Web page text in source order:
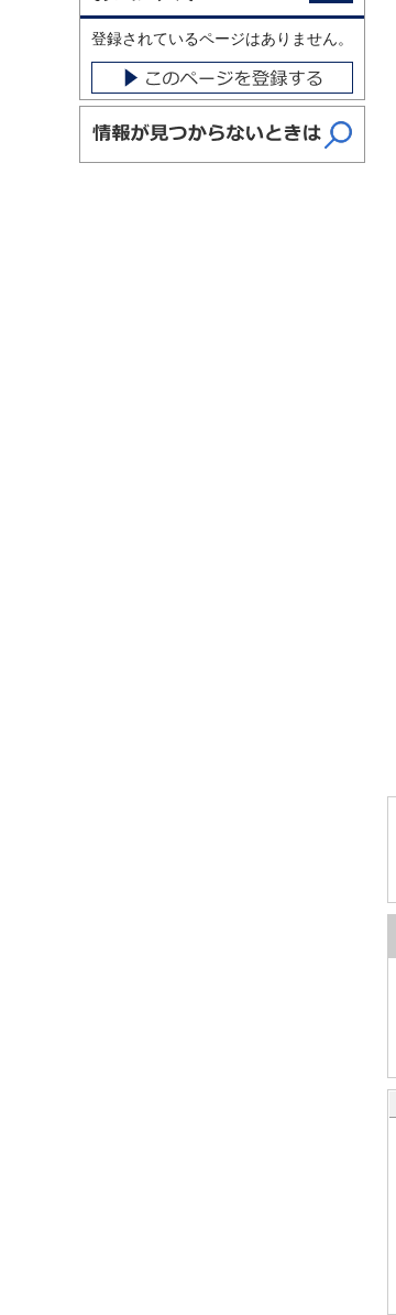
登録されているページはありません。